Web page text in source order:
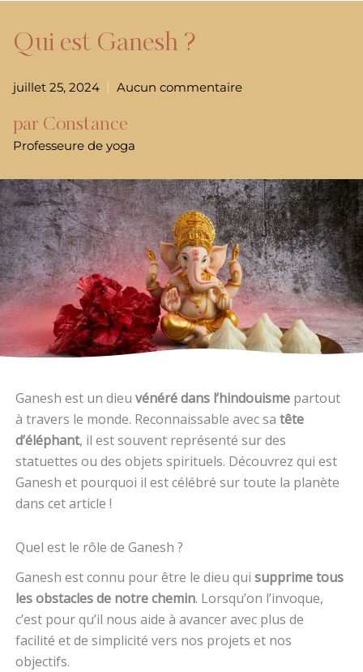
Qui est Ganesh ?
juillet 25, 2024 Aucun commentaire
par Constance
Professeure de yoga
Ganesh est un dieu vénéré dans l’hindouismepartout
à travers le monde. Reconnaissable avec sa tête
d’éléphant, il est souvent représenté sur des
statuettes ou des objets spirituels. Découvrez qui est
Ganesh et pourquoi il est célébré sur toute la planète
dans cet article !
Quel est le rôle de Ganesh ?
Ganesh est connu pour être le dieu qui supprime tous
les obstacles de notre chemin. Lorsqu’on l’invoque,
c’est pour qu’il nous aide à avancer avec plus de
facilité et de simplicité vers nos projets et nos
objectifs.